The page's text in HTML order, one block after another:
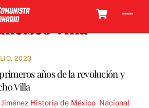
Villa
2023
años de la revolución y
Villa
Historia de México Nacional